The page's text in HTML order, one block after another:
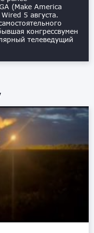
(Make America
5 августа.
конгрессвумен
телеведущий